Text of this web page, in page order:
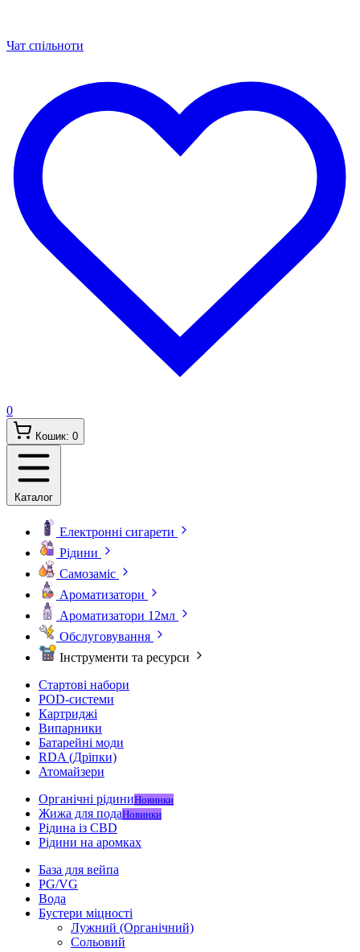
Чат спільноти
0
Кошик: 0
Каталог
Електронні сигарети
Рідини
Самозаміс
Ароматизатори
Ароматизатори 12мл
Обслуговування
Інструменти та ресурси
Стартові набори
POD-системи
Картриджі
Випарники
Батарейні моди
RDA (Дріпки)
Атомайзери
Органічні рідиниНовинки
Жижа для подаНовинки
Рідина із CBD
Рідини на аромках
База для вейпа
PG/VG
Вода
Бустери міцності
Лужний (Органічний)
Сольовий